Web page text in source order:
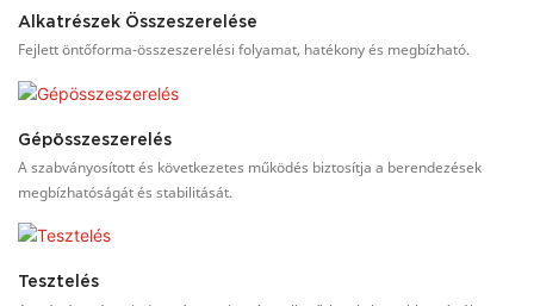
Alkatrészek Összeszerelése
Fejlett öntőforma-összeszerelési folyamat, hatékony és megbízható.
Gépösszeszerelés
A szabványosított és következetes működés biztosítja a berendezések
megbízhatóságát és stabilitását.
Tesztelés